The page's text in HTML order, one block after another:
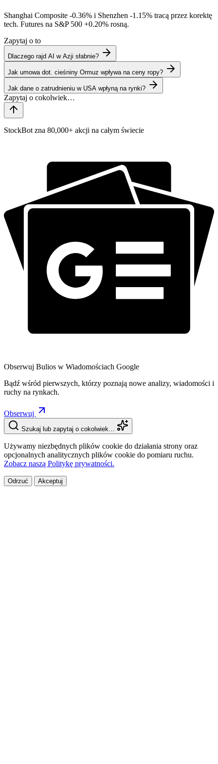
Shanghai Composite -0.36% i Shenzhen -1.15% tracą przez korektę
tech. Futures na S&P 500 +0.20% rosną.
Zapytaj o to
Dlaczego rajd AI w Azji słabnie?
Jak umowa dot. cieśniny Ormuz wpływa na ceny ropy?
Jak dane o zatrudnieniu w USA wpłyną na rynki?
StockBot zna 80,000+ akcji na całym świecie
Obserwuj Bulios w Wiadomościach Google
Bądź wśród pierwszych, którzy poznają nowe analizy, wiadomości i
ruchy na rynkach.
Obserwuj
Szukaj lub zapytaj o cokolwiek…
Używamy niezbędnych plików cookie do działania strony oraz
opcjonalnych analitycznych plików cookie do pomiaru ruchu.
Zobacz naszą Politykę prywatności.
Odrzuć Akceptuj